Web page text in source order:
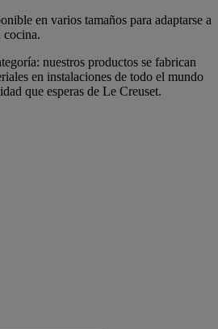
en varios tamaños para adaptarse a
cocina.
nuestros productos se fabrican
en instalaciones de todo el mundo
que esperas de Le Creuset.